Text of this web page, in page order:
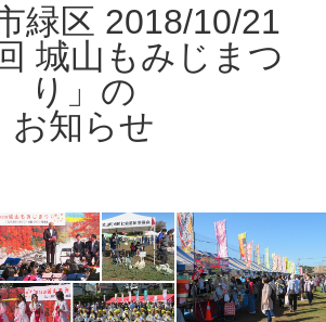
緑区 2018/10/21
城山もみじまつ
り」の
お知らせ